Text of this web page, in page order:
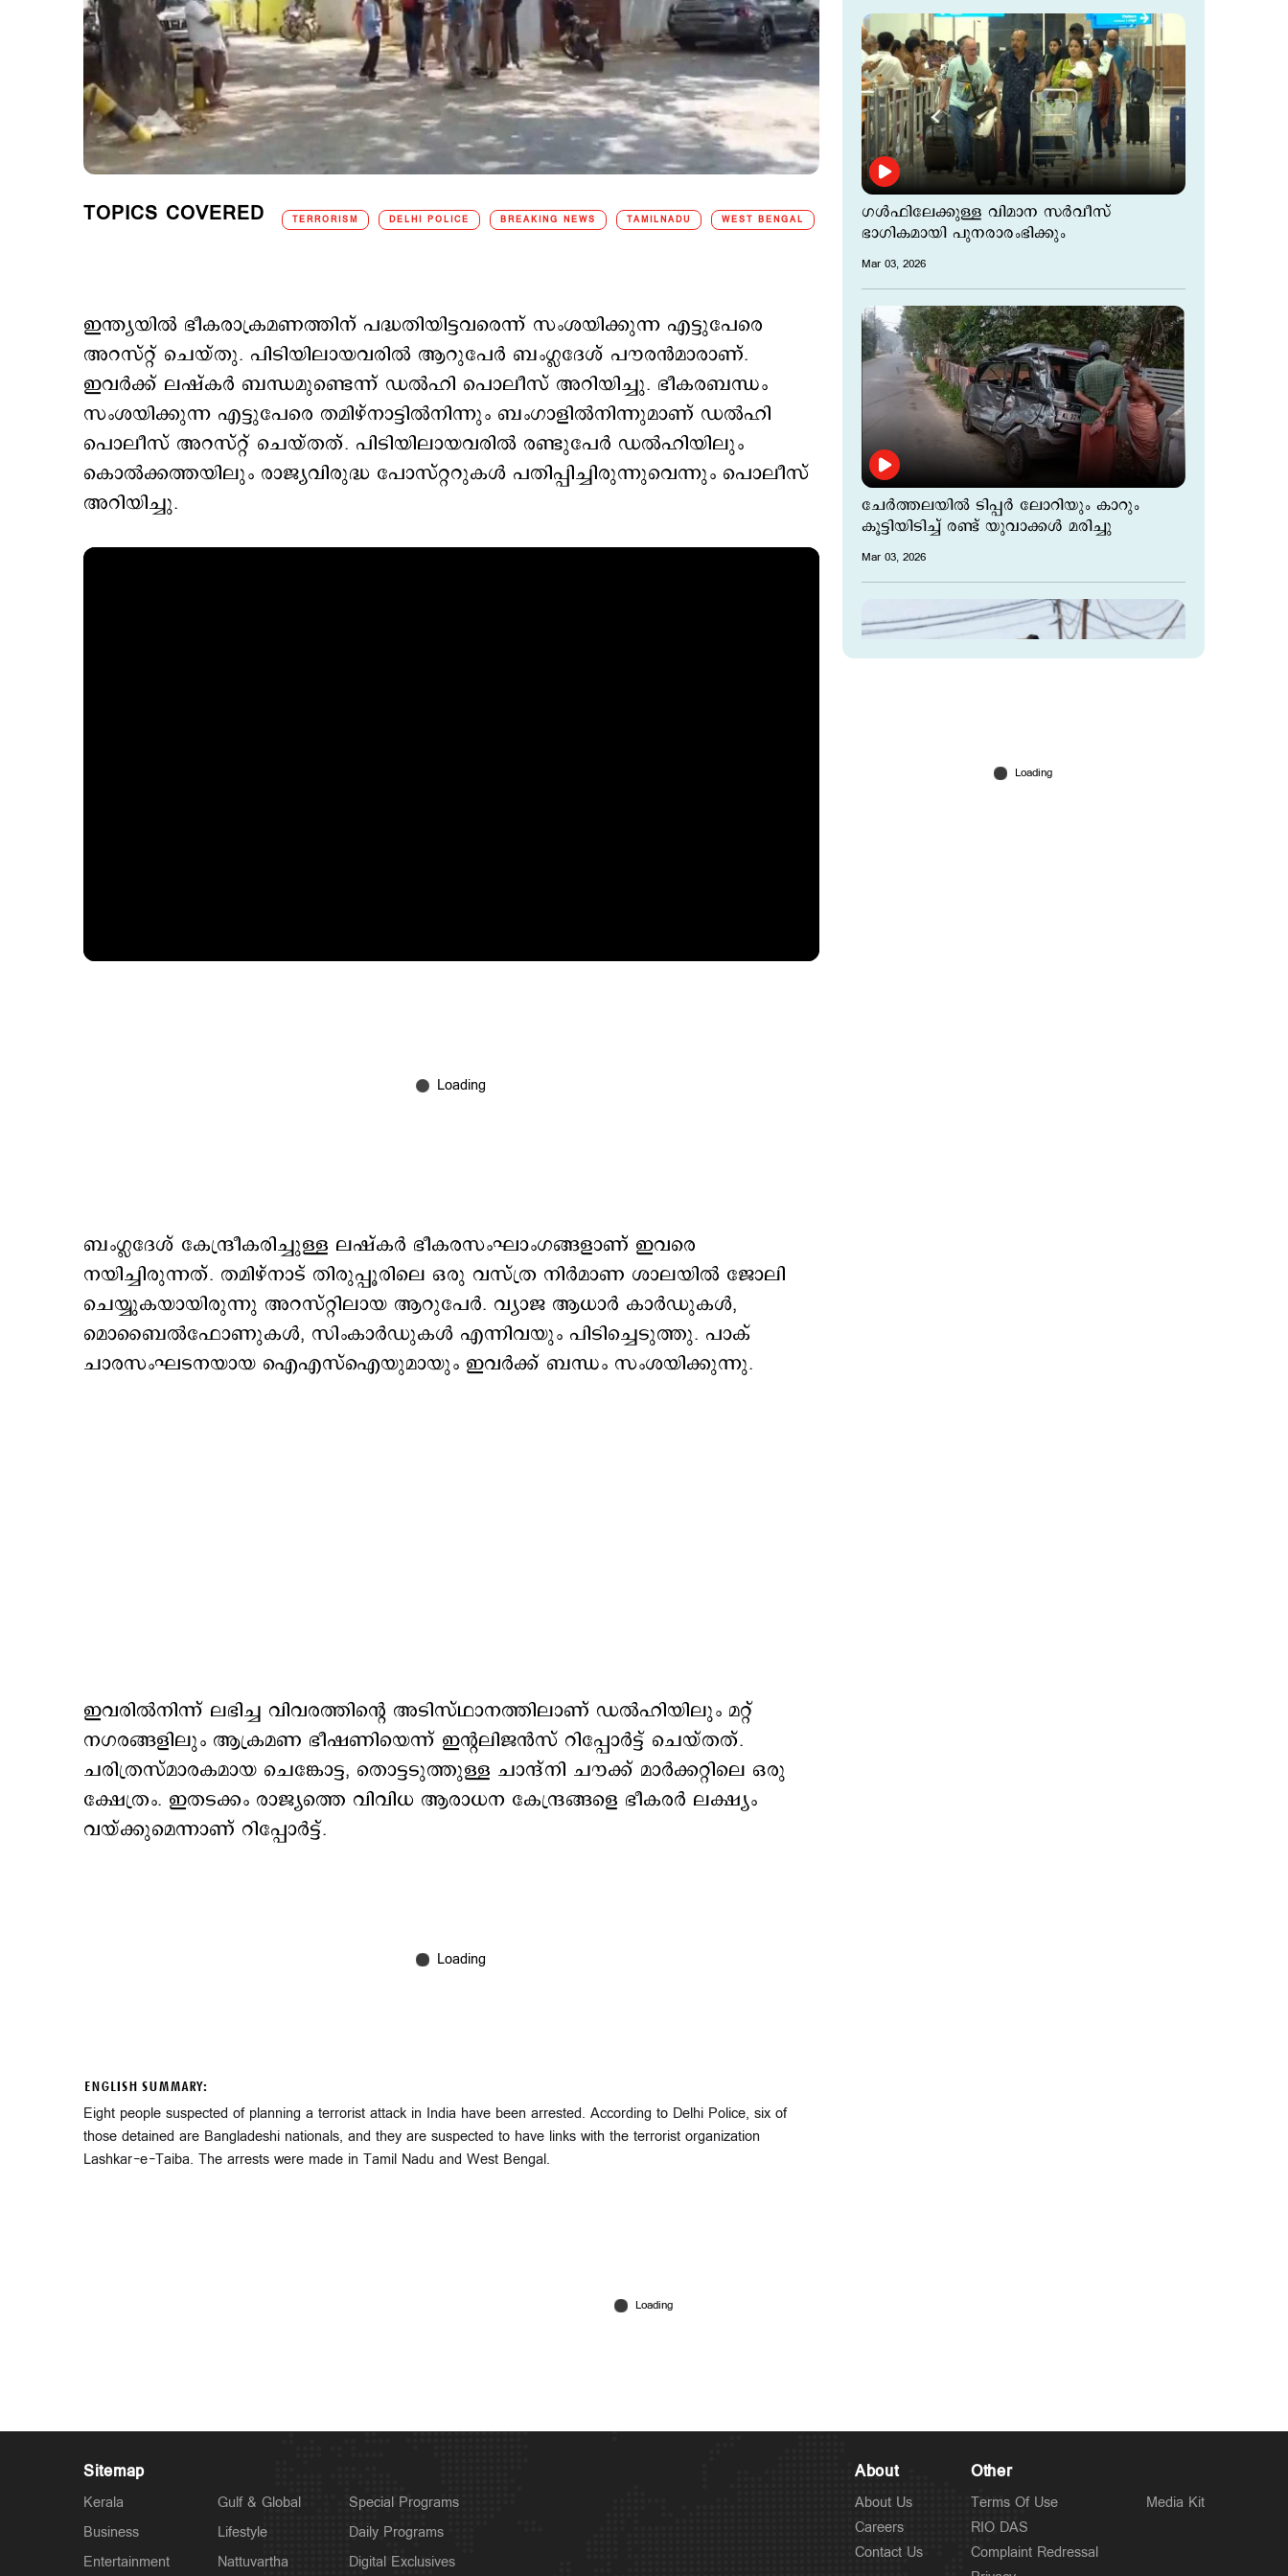
TOPICS COVERED TERRORISM DELHI POLICE BREAKING NEWS TAMILNADU WEST BENGAL
ഇന്ത്യയില്‍ ഭീകരാക്രമണത്തിന് പദ്ധതിയിട്ടവരെന്ന് സംശയിക്കുന്ന എട്ടുപേരെ
അറസ്റ്റ് ചെയ്തു. പിടിയിലായവരില്‍ ആറുപേര്‍ ബംഗ്ലദേശ് പൗരന്‍മാരാണ്.
ഇവര്‍ക്ക് ലഷ്കര്‍ ബന്ധമുണ്ടെന്ന് ഡല്‍ഹി പൊലീസ് അറിയിച്ചു. ഭീകരബന്ധം
സംശയിക്കുന്ന എട്ടുപേരെ തമിഴ്നാട്ടില്‍നിന്നും ബംഗാളില്‍നിന്നുമാണ് ഡല്‍ഹി
പൊലീസ് അറസ്റ്റ് ചെയ്തത്. പിടിയിലായവരില്‍ രണ്ടുപേര്‍ ഡല്‍ഹിയിലും
കൊല്‍ക്കത്തയിലും രാജ്യവിരുദ്ധ പോസ്റ്ററുകള്‍ പതിപ്പിച്ചിരുന്നുവെന്നും പൊലീസ്
അറിയിച്ചു.
ബംഗ്ലദേശ് കേന്ദ്രീകരിച്ചുള്ള ലഷ്കര്‍ ഭീകരസംഘാംഗങ്ങളാണ് ഇവരെ
നയിച്ചിരുന്നത്. തമിഴ്നാട് തിരുപ്പൂരിലെ ഒരു വസ്ത്ര നിര്‍മാണ ശാലയില്‍ ജോലി
ചെയ്യുകയായിരുന്നു അറസ്റ്റിലായ ആറുപേര്‍. വ്യാജ ആധാര്‍ കാര്‍ഡുകള്‍,
മൊബൈല്‍ഫോണുകള്‍, സിംകാര്‍ഡുകള്‍ എന്നിവയും പിടിച്ചെടുത്തു. പാക്
ചാരസംഘടനയായ ഐഎസ്ഐയുമായും ഇവര്‍ക്ക് ബന്ധം സംശയിക്കുന്നു.
ഇവരില്‍നിന്ന് ലഭിച്ച വിവരത്തിന്‍റെ അടിസ്ഥാനത്തിലാണ് ഡല്‍ഹിയിലും മറ്റ്
നഗരങ്ങളിലും ആക്രമണ ഭീഷണിയെന്ന് ഇന്‍റലിജന്‍സ് റിപ്പോര്‍ട്ട് ചെയ്തത്.
ചരിത്രസ്മാരകമായ ചെങ്കോട്ട, തൊട്ടടുത്തുള്ള ചാന്ദ്നി ചൗക്ക് മാര്‍ക്കറ്റിലെ ഒരു
ക്ഷേത്രം. ഇതടക്കം രാജ്യത്തെ വിവിധ ആരാധന കേന്ദ്രങ്ങളെ ഭീകരര്‍ ലക്ഷ്യം
വയ്ക്കുമെന്നാണ് റിപ്പോര്‍ട്ട്.
ENGLISH SUMMARY:
Eight people suspected of planning a terrorist attack in India have been arrested. According to Delhi Police, six of
those detained are Bangladeshi nationals, and they are suspected to have links with the terrorist organization
Lashkar-e-Taiba. The arrests were made in Tamil Nadu and West Bengal.
ഗൾഫിലേക്കുള്ള വിമാന സർവീസ്
ഭാഗികമായി പുനരാരംഭിക്കും
Mar 03, 2026
ചേർത്തലയില്‍ ടിപ്പർ ലോറിയും കാറും
കൂട്ടിയിടിച്ച് രണ്ട് യുവാക്കൾ മരിച്ചു
Mar 03, 2026
Sitemap
Kerala
Business
Entertainment
Gulf & Global
Lifestyle
Nattuvartha
Special Programs
Daily Programs
Digital Exclusives
About
About Us
Careers
Contact Us
Other
Terms Of Use
RIO DAS
Complaint Redressal
Media Kit